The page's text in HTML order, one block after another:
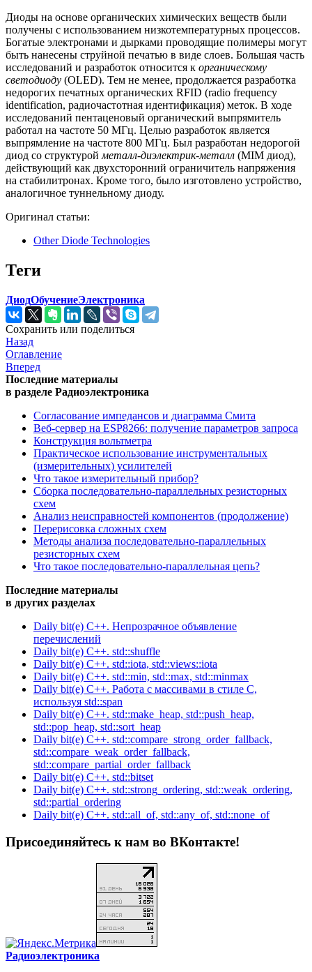
Диоды на основе органических химических веществ были
получены с использованием низкотемпературных процессов.
Богатые электронами и дырками проводящие полимеры могут
быть нанесены струйной печатью в виде слоев. Большая часть
исследований и разработок относится к органическому
светодиоду (OLED). Тем не менее, продолжается разработка
недорогих печатных органических RFID (radio frequency
identification, радиочастотная идентификация) меток. В ходе
исследований пентаценовый органический выпрямитель
работал на частоте 50 МГц. Целью разработок является
выпрямление на частоте 800 МГц. Был разработан недорогой
диод со структуройметалл-диэлектрик-металл (MIM диод),
действующий как двухсторонний ограничитель напряжения
на стабилитронах. Кроме того, было изготовлено устройство,
аналогичное туннельному диоду.
Оригинал статьи:
Other Diode Technologies
Теги
ДиодОбучениеЭлектроника
Сохранить или поделиться
Назад
Оглавление
Вперед
Последние материалы
в разделе Радиоэлектроника
Согласование импедансов и диаграмма Смита
Веб-сервер на ESP8266: получение параметров запроса
Конструкция вольтметра
Практическое использование инструментальных
(измерительных) усилителей
Что такое измерительный прибор?
Сборка последовательно-параллельных резисторных
схем
Анализ неисправностей компонентов (продолжение)
Перерисовка сложных схем
Методы анализа последовательно-параллельных
резисторных схем
Что такое последовательно-параллельная цепь?
Последние материалы
в других разделах
Daily bit(e) C++. Непрозрачное объявление
перечислений
Daily bit(e) C++. std::shuffle
Daily bit(e) C++. std::iota, std::views::iota
Daily bit(e) C++. std::min, std::max, std::minmax
Daily bit(e) C++. Работа с массивами в стиле C,
используя std::span
Daily bit(e) C++. std::make_heap, std::push_heap,
std::pop_heap, std::sort_heap
Daily bit(e) C++. std::compare_strong_order_fallback,
std::compare_weak_order_fallback,
std::compare_partial_order_fallback
Daily bit(e) C++. std::bitset
Daily bit(e) C++. std::strong_ordering, std::weak_ordering,
std::partial_ordering
Daily bit(e) C++. std::all_of, std::any_of, std::none_of
Присоединяйтесь к нам во ВКонтакте!
Радиоэлектроника